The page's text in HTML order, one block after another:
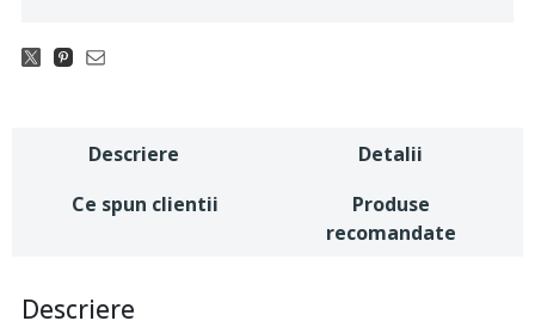
Descriere
Detalii
Ce spun clientii
Produse
recomandate
Descriere